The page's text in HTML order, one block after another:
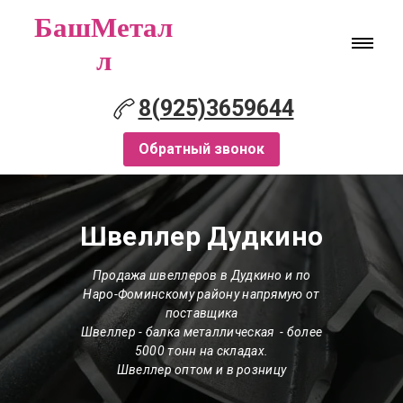
БашМетал
л
8(925)3659644
Обратный звонок
Швеллер Дудкино
Продажа швеллеров в Дудкино и по
Наро-Фоминскому району напрямую от
поставщика
Швеллер - балка металлическая - более
5000 тонн на складах.
Швеллер оптом и в розницу